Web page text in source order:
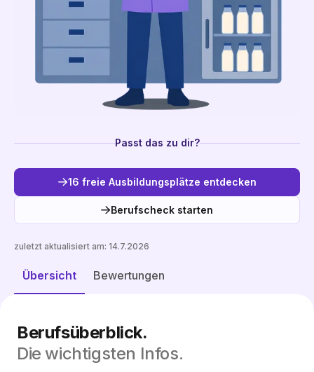
Passt das zu dir?
16 freie Ausbildungsplätze entdecken
Berufscheck starten
Übersicht Bewertungen
zuletzt aktualisiert am: 14.7.2026
Berufsüberblick.
Die wichtigsten Infos.